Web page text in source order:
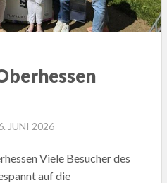
JUNI 2026
Viele Besucher des
auf die